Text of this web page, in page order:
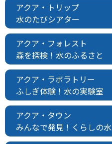
アクア・トリップ
水のたびシアター
アクア・フォレスト
森を探検！水のふるさと
アクア・ラボラトリー
ふしぎ体験！水の実験室
アクア・タウン
みんなで発見！くらしの水